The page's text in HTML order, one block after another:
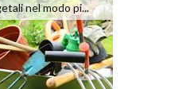
nel modo pi...